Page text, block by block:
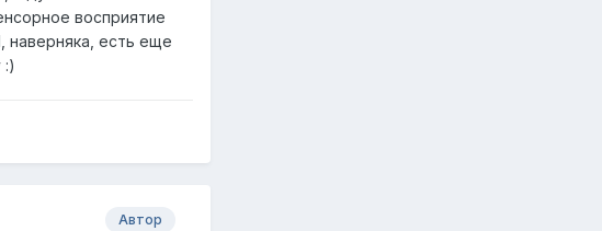
восприятие
наверняка, есть еще
:)
Автор